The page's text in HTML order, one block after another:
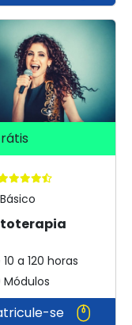
Básico
10 a 120 horas
Módulos
se